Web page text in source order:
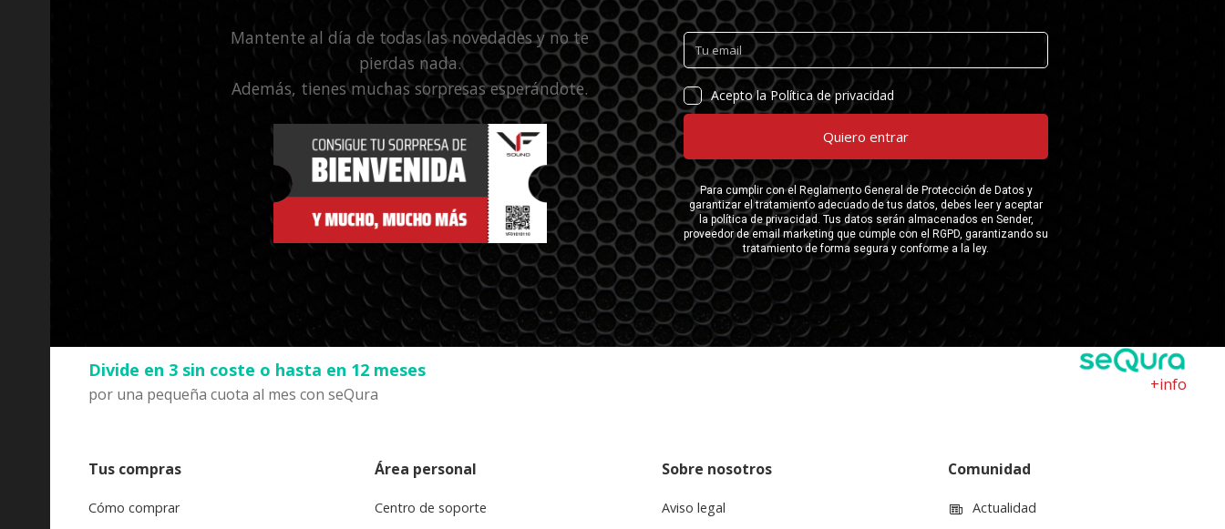
Mantente al día de todas las novedades y no te
pierdas nada.
Además, tienes muchas sorpresas esperándote.
Divide en 3 sin coste o hasta en 12 meses
por una pequeña cuota al mes con seQura
+info
Tus compras
Cómo comprar
Área personal
Centro de soporte
Sobre nosotros
Aviso legal
Comunidad
Actualidad